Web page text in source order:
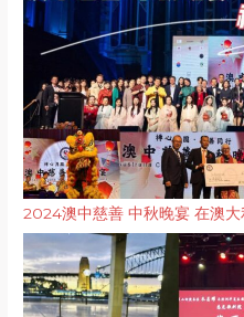
2024澳中慈善 中秋晚宴 在澳